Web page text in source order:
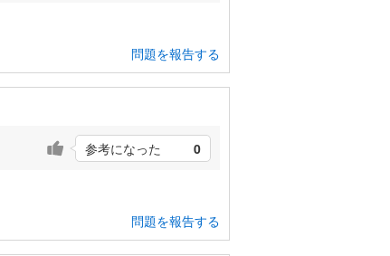
問題を報告する
参考になった 0
問題を報告する